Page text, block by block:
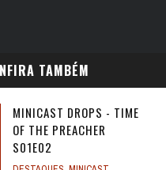
TAMBÉM
MINICAST DROPS - TIME
OF THE PREACHER
S01E02